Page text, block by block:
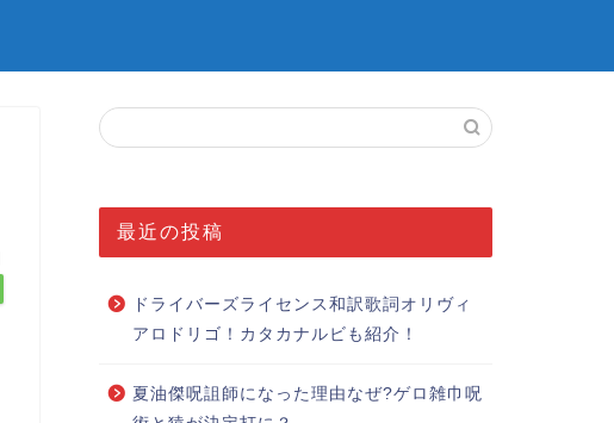
最近の投稿
ドライバーズライセンス和訳歌詞オリヴィ
アロドリゴ！カタカナルビも紹介！
夏油傑呪詛師になった理由なぜ?ゲロ雑巾呪